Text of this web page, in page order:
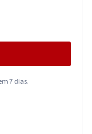
7 dias.